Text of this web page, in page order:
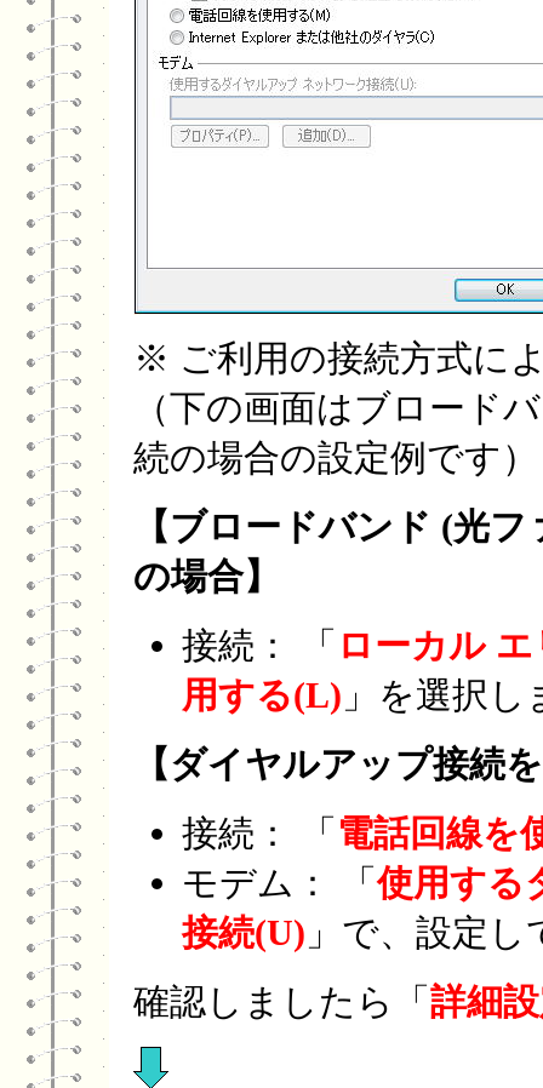
※ ご利用の接続方式に
（下の画面はブロード
続の場合の設定例です）
【ブロードバンド (光
の場合】
接続： 「 ローカル
用する(L) 」を選択し
【ダイヤルアップ接続
接続： 「 電話回線を
モデム： 「使用する
接続(U) 」で、設定
確認しましたら「 詳細